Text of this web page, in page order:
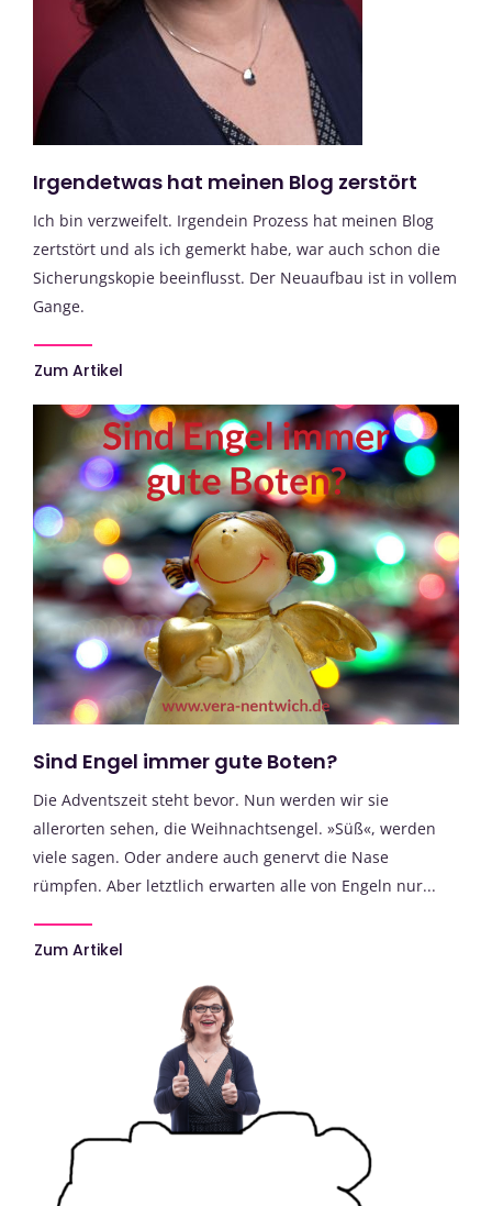
Irgendetwas hat meinen Blog zerstört
Ich bin verzweifelt. Irgendein Prozess hat meinen Blog
zertstört und als ich gemerkt habe, war auch schon die
Sicherungskopie beeinflusst. Der Neuaufbau ist in vollem
Gange.
Zum Artikel
Sind Engel immer gute Boten?
Die Adventszeit steht bevor. Nun werden wir sie
allerorten sehen, die Weihnachtsengel. »Süß«, werden
viele sagen. Oder andere auch genervt die Nase
rümpfen. Aber letztlich erwarten alle von Engeln nur...
Zum Artikel